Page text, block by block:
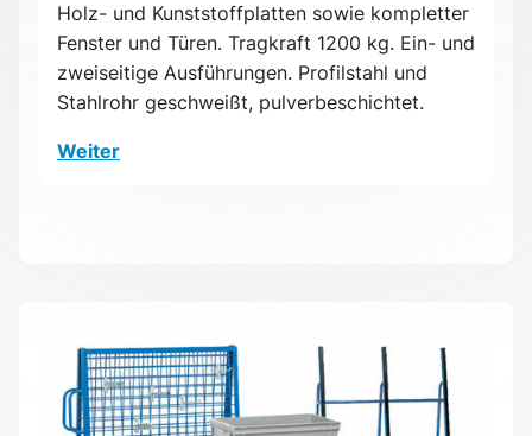
Holz- und Kunststoffplatten sowie kompletter
Fenster und Türen. Tragkraft 1200 kg. Ein- und
zweiseitige Ausführungen. Profilstahl und
Stahlrohr geschweißt, pulverbeschichtet.
Weiter